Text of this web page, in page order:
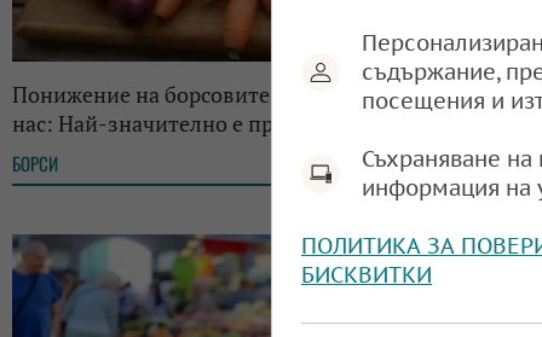
Понижение на борсовите цени на храните на у
нас: Най-значително е при зеленчуците
БОРСИ 09:00, 22.06.2025
съдържание,
посещения и
Съхраняване
информация на
ПОЛИТИКА ЗА
БИСКВИТКИ